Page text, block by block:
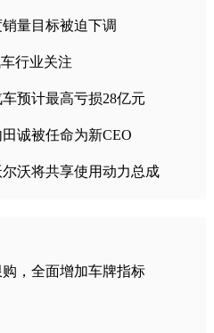
量目标被迫下调
行业关注
预计最高亏损28亿元
诚被任命为新CEO
沃将共享使用动力总成
，全面增加车牌指标